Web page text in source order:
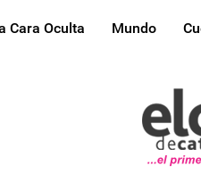
Cara Oculta Mundo